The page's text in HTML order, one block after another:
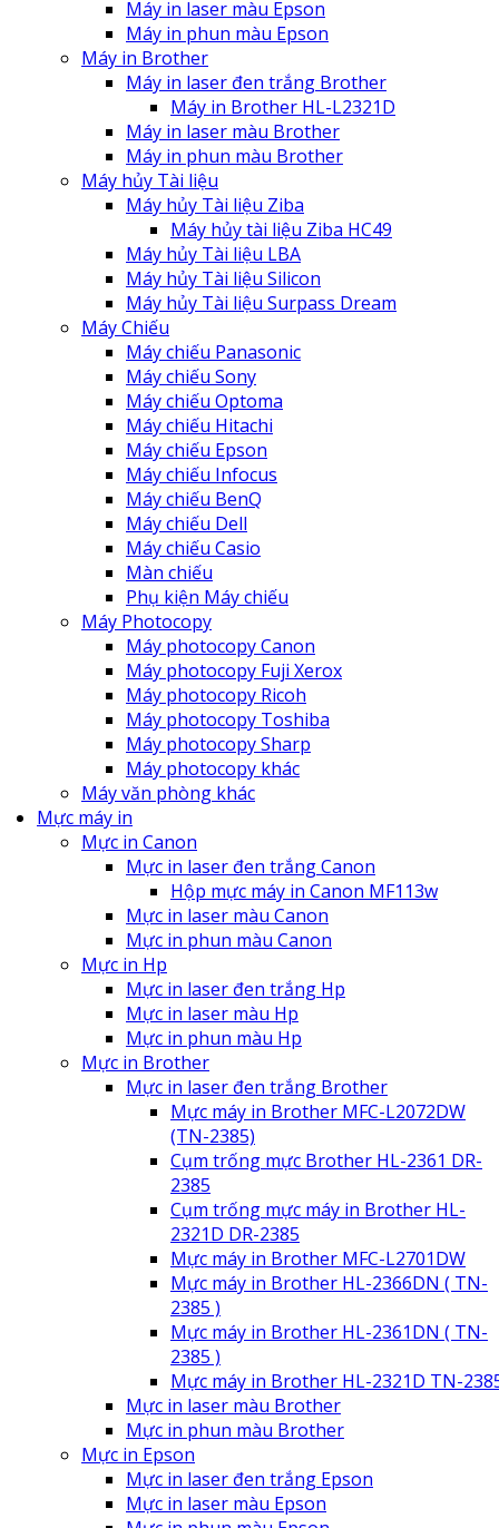
Máy in laser màu Epson
Máy in phun màu Epson
Máy in Brother
Máy in laser đen trắng Brother
Máy in Brother HL-L2321D
Máy in laser màu Brother
Máy in phun màu Brother
Máy hủy Tài liệu
Máy hủy Tài liệu Ziba
Máy hủy tài liệu Ziba HC49
Máy hủy Tài liệu LBA
Máy hủy Tài liệu Silicon
Máy hủy Tài liệu Surpass Dream
Máy Chiếu
Máy chiếu Panasonic
Máy chiếu Sony
Máy chiếu Optoma
Máy chiếu Hitachi
Máy chiếu Epson
Máy chiếu Infocus
Máy chiếu BenQ
Máy chiếu Dell
Máy chiếu Casio
Màn chiếu
Phụ kiện Máy chiếu
Máy Photocopy
Máy photocopy Canon
Máy photocopy Fuji Xerox
Máy photocopy Ricoh
Máy photocopy Toshiba
Máy photocopy Sharp
Máy photocopy khác
Máy văn phòng khác
Mực máy in
Mực in Canon
Mực in laser đen trắng Canon
Hộp mực máy in Canon MF113w
Mực in laser màu Canon
Mực in phun màu Canon
Mực in Hp
Mực in laser đen trắng Hp
Mực in laser màu Hp
Mực in phun màu Hp
Mực in Brother
Mực in laser đen trắng Brother
Mực máy in Brother MFC-L2072DW
(TN-2385)
Cụm trống mực Brother HL-2361 DR-
2385
Cụm trống mực máy in Brother HL-
2321D DR-2385
Mực máy in Brother MFC-L2701DW
Mực máy in Brother HL-2366DN ( TN-
2385 )
Mực máy in Brother HL-2361DN ( TN-
2385 )
Mực máy in Brother HL-2321D TN-
Mực in laser màu Brother
Mực in phun màu Brother
Mực in Epson
Mực in laser đen trắng Epson
Mực in laser màu Epson